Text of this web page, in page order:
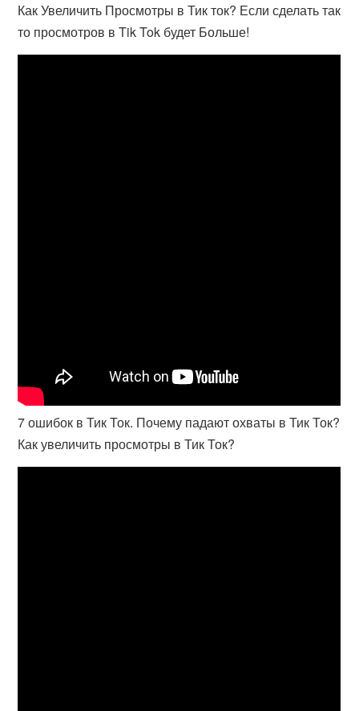
Как Увеличить Просмотры в Тик ток? Если сделать так
то просмотров в Tik Tok будет Больше!
7 ошибок в Тик Ток. Почему падают охваты в Тик Ток?
Как увеличить просмотры в Тик Ток?